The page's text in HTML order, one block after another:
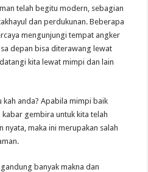
telah begitu modern, sebagian
dan perdukunan. Beberapa
mengunjungi tempat angker
depan bisa diterawang lewat
kita lewat mimpi dan lain
anda? Apabila mimpi baik
gembira untuk kita telah
nyata, maka ini merupakan salah
banyak makna dan